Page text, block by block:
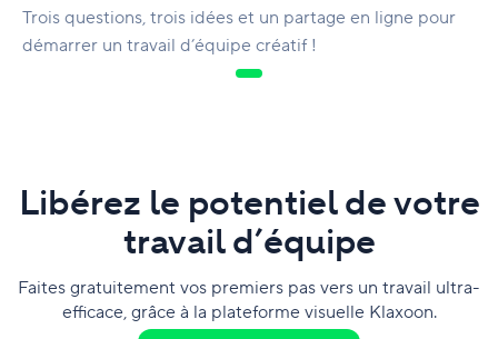
Trois questions, trois idées et un partage en ligne pour
démarrer un travail d’équipe créatif !
Libérez le potentiel de votre
travail d’équipe
Faites gratuitement vos premiers pas vers un travail ultra-
efficace, grâce à la plateforme visuelle Klaxoon.